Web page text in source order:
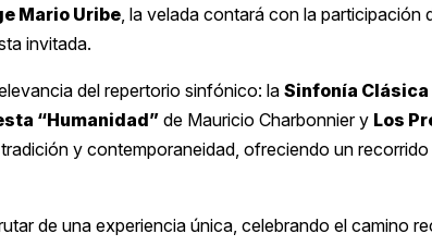
Mario Uribe, la velada contará con la participación
invitada.
del repertorio sinfónico: la Sinfonía Clásica
“Humanidad” de Mauricio Charbonnier y Los
y contemporaneidad, ofreciendo un
de una experiencia única, celebrando el camino